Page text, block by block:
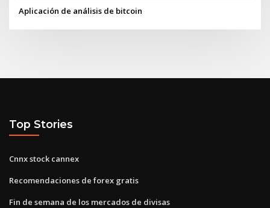
Aplicación de análisis de bitcoin
Top Stories
Cnnx stock cannex
Recomendaciones de forex gratis
Fin de semana de los mercados de divisas